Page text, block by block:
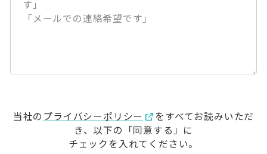
当社の プライバシーポリシー
をすべてお読みいただ
き、 以下の「同意する」に
チェックを入れてください。